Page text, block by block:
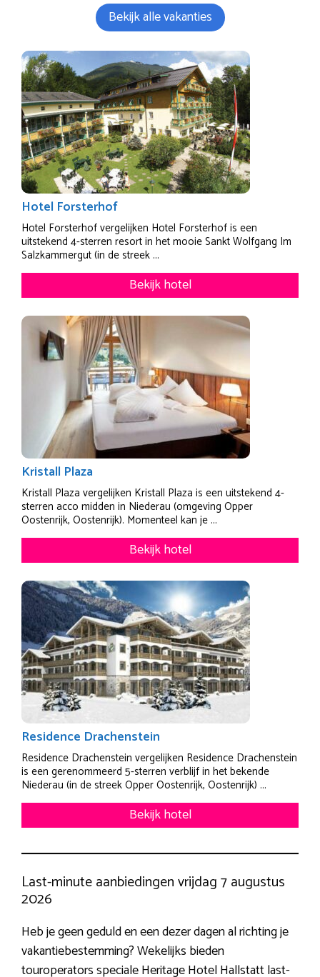
Bekijk alle vakanties
Hotel Forsterhof
Hotel Forsterhof vergelijken Hotel Forsterhof is een
uitstekend 4-sterren resort in het mooie Sankt Wolfgang Im
Salzkammergut (in de streek ...
Bekijk hotel
Kristall Plaza
Kristall Plaza vergelijken Kristall Plaza is een uitstekend 4-
sterren acco midden in Niederau (omgeving Opper
Oostenrijk, Oostenrijk). Momenteel kan je ...
Bekijk hotel
Residence Drachenstein
Residence Drachenstein vergelijken Residence Drachenstein
is een gerenommeerd 5-sterren verblijf in het bekende
Niederau (in de streek Opper Oostenrijk, Oostenrijk) ...
Bekijk hotel
Last-minute aanbiedingen vrijdag 7 augustus
2026
Heb je geen geduld en een dezer dagen al richting je
vakantiebestemming? Wekelijks bieden
touroperators speciale Heritage Hotel Hallstatt last-